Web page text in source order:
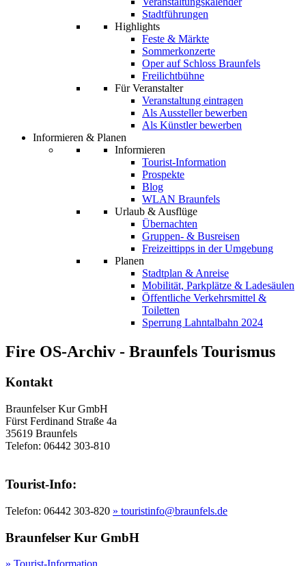
Stadtführungen
Highlights
Feste & Märkte
Sommerkonzerte
Oper auf Schloss Braunfels
Freilichtbühne
Für Veranstalter
Veranstaltung eintragen
Als Aussteller bewerben
Als Künstler bewerben
Informieren & Planen
Informieren
Tourist-Information
Prospekte
Blog
WLAN Braunfels
Urlaub & Ausflüge
Übernachten
Gruppen- & Busreisen
Freizeittipps in der Umgebung
Planen
Stadtplan & Anreise
Mobilität, Parkplätze & Ladesäulen
Öffentliche Verkehrsmittel &
Toiletten
Sperrung Lahntalbahn 2024
Fire OS-Archiv - Braunfels Tourismus
Kontakt
Braunfelser Kur GmbH
Fürst Ferdinand Straße 4a
35619 Braunfels
Telefon: 06442 303-810
Tourist-Info:
Telefon: 06442 303-820 » touristinfo@braunfels.de
Braunfelser Kur GmbH